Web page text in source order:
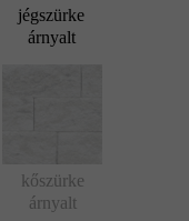
jégszürke
árnyalt
kőszürke
árnyalt